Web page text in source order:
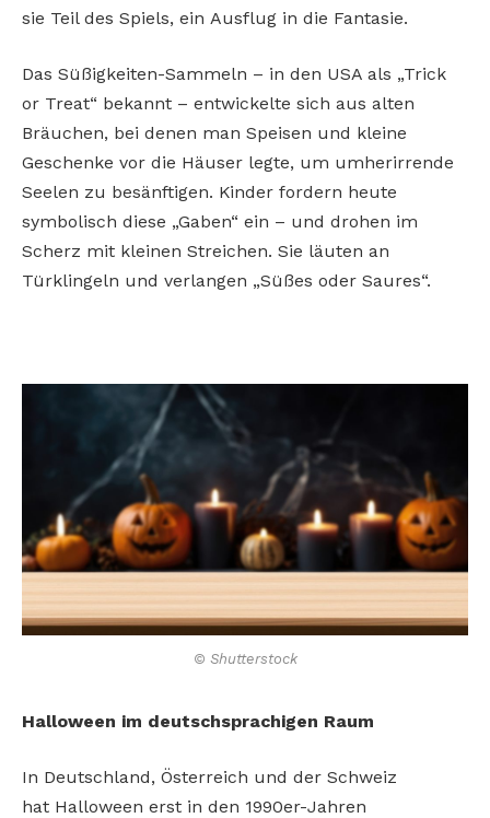
sie Teil des Spiels, ein Ausflug in die Fantasie.
Das Süßigkeiten-Sammeln – in den USA als „Trick
or Treat“ bekannt – entwickelte sich aus alten
Bräuchen, bei denen man Speisen und kleine
Geschenke vor die Häuser legte, um umherirrende
Seelen zu besänftigen. Kinder fordern heute
symbolisch diese „Gaben“ ein – und drohen im
Scherz mit kleinen Streichen. Sie läuten an
Türklingeln und verlangen „Süßes oder Saures“.
© Shutterstock
Halloween im deutschsprachigen Raum
In Deutschland, Österreich und der Schweiz
hat Halloween erst in den 1990er-Jahren